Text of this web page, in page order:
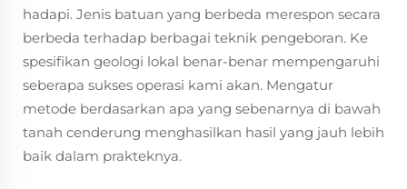
hadapi. Jenis batuan yang berbeda merespon secara
berbeda terhadap berbagai teknik pengeboran. Ke
spesifikan geologi lokal benar-benar mempengaruhi
seberapa sukses operasi kami akan. Mengatur
metode berdasarkan apa yang sebenarnya di bawah
tanah cenderung menghasilkan hasil yang jauh lebih
baik dalam prakteknya.